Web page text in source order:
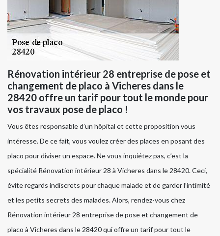
Rénovation intérieur 28 entreprise de pose et
changement de placo à Vicheres dans le
28420 offre un tarif pour tout le monde pour
vos travaux pose de placo !
Vous êtes responsable d’un hôpital et cette proposition vous
intéresse. De ce fait, vous voulez créer des places en posant des
placo pour diviser un espace. Ne vous inquiétez pas, c’est la
spécialité Rénovation intérieur 28 à Vicheres dans le 28420. Ceci,
évite regards indiscrets pour chaque malade et de garder l’intimité
et les petits secrets des malades. Alors, rendez-vous chez
Rénovation intérieur 28 entreprise de pose et changement de
placo à Vicheres dans le 28420 qui offre un tarif pour tout le